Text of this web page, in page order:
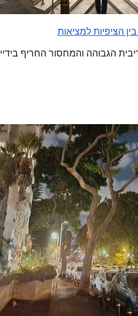
הציפיות למציאות
הגבוהה והמחסור החריף